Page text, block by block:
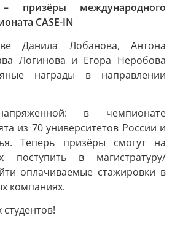
призёры международного
CASE-IN
Данила Лобанова, Антона
Логинова и Егора Неробова
награды в направлении
в чемпионате
из 70 университетов России и
Теперь призёры смогут на
поступить в магистратуру/
оплачиваемые стажировки в
компаниях.